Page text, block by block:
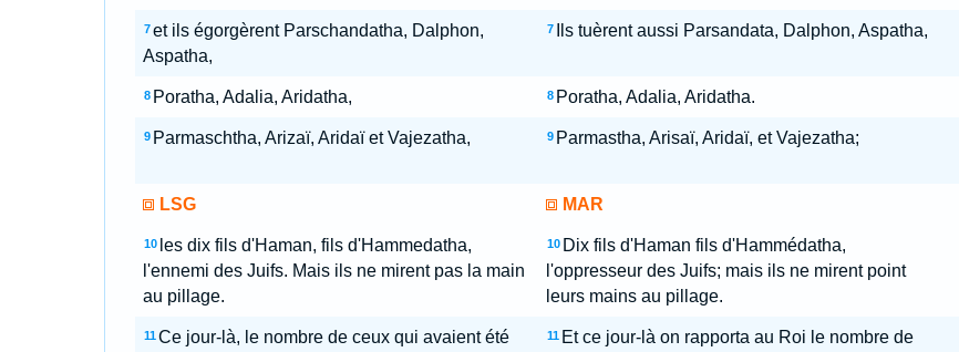
7 et ils égorgèrent Parschandatha, Dalphon,
Aspatha,
7 Ils tuèrent aussi Parsandata, Dalphon, Aspatha,
8 Poratha, Adalia, Aridatha, 8 Poratha, Adalia, Aridatha.
9 Parmaschtha, Arizaï, Aridaï et Vajezatha, 9 Parmastha, Arisaï, Aridaï, et Vajezatha;
LSG MAR
10 les dix fils d'Haman, fils d'Hammedatha,
l'ennemi des Juifs. Mais ils ne mirent pas la main
au pillage.
10 Dix fils d'Haman fils d'Hammédatha,
l'oppresseur des Juifs; mais ils ne mirent point
leurs mains au pillage.
11 Ce jour-là, le nombre de ceux qui avaient été
11 Et ce jour-là on rapporta au Roi le nombre de